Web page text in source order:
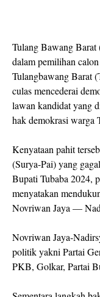
Tulang Bawang
dalam pemilihan
Tulangbawang Barat
culas mencederai
lawan kandidat yang
hak demokrasi warga
Kenyataan pahit
(Surya-Pai) yang
Bupati Tubaba 2024,
menyatakan
Novriwan Jaya —
Novriwan Jaya-
politik yakni Partai
PKB, Golkar, Partai